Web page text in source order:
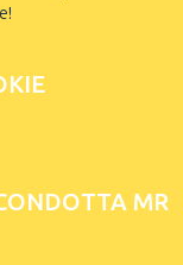
MR